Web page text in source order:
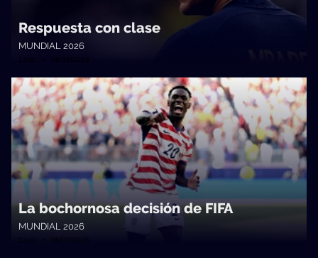
Respuesta con clase
MUNDIAL 2026
13a0 • 06/07/2026
La bochornosa decisión de FIFA
MUNDIAL 2026
13a0 • 06/07/2026